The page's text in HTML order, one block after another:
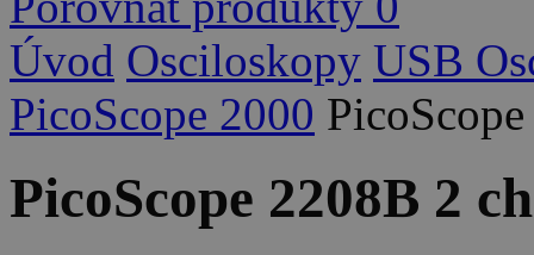
Úvod Osciloskopy USB
PicoScope 2000
PicoScope 2208B 2